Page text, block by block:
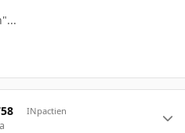
INpactien